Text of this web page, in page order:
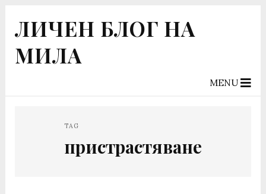
ЛИЧЕН БЛОГ НА
МИЛА
MENU
TAG
пристрастяване